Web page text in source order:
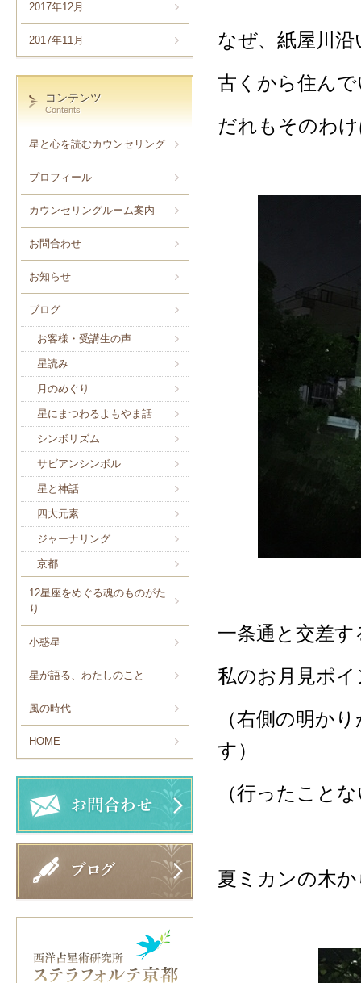
2017年12月
2017年11月
コンテンツ
Contents
星と心を読むカウンセリング
プロフィール
カウンセリングルーム案内
お問合わせ
お知らせ
ブログ
お客様・受講生の声
星読み
月のめぐり
星にまつわるよもやま話
シンボリズム
サビアンシンボル
星と神話
四大元素
ジャーナリング
京都
12星座をめぐる魂のものがた
り
小惑星
星が語る、わたしのこと
風の時代
HOME
なぜ、紙屋川
古くから住ん
だれもそのわ
一条通と交差
私のお月見ポ
（右側の明か
す）
（行ったこと
夏ミカンの木